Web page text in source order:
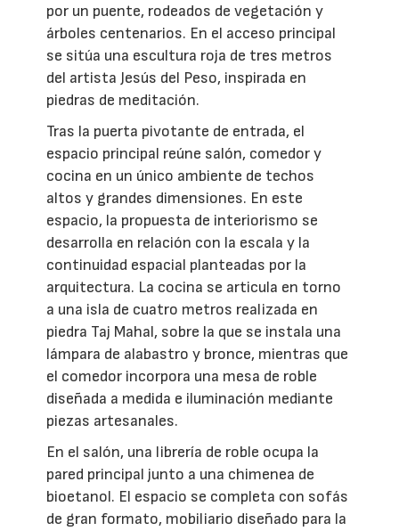
por un puente, rodeados de vegetación y
árboles centenarios. En el acceso principal
se sitúa una escultura roja de tres metros
del artista Jesús del Peso, inspirada en
piedras de meditación.
Tras la puerta pivotante de entrada, el
espacio principal reúne salón, comedor y
cocina en un único ambiente de techos
altos y grandes dimensiones. En este
espacio, la propuesta de interiorismo se
desarrolla en relación con la escala y la
continuidad espacial planteadas por la
arquitectura. La cocina se articula en torno
a una isla de cuatro metros realizada en
piedra Taj Mahal, sobre la que se instala una
lámpara de alabastro y bronce, mientras que
el comedor incorpora una mesa de roble
diseñada a medida e iluminación mediante
piezas artesanales.
En el salón, una librería de roble ocupa la
pared principal junto a una chimenea de
bioetanol. El espacio se completa con sofás
de gran formato, mobiliario diseñado para la